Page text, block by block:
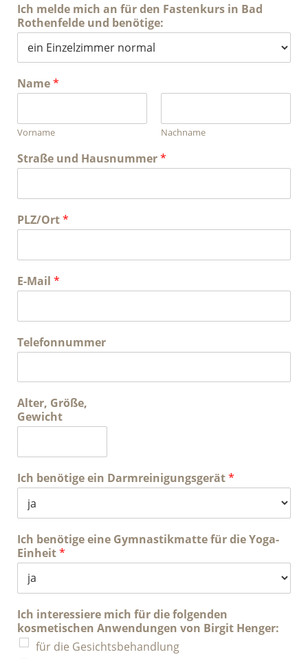
Ich melde mich an für den Fastenkurs in Bad
Rothenfelde und benötige:
Name*
Vorname Nachname
Straße und Hausnummer*
PLZ/Ort*
E-Mail *
Telefonnummer
Alter, Größe,
Gewicht
Ich benötige ein Darmreinigungsgerät*
Ich benötige eine Gymnastikmatte für die Yoga-
Einheit*
Ich interessiere mich für die folgenden
kosmetischen Anwendungen von Birgit Henger:
für die Gesichtsbehandlung